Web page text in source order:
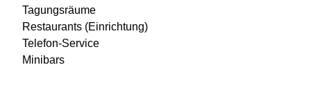
Tagungsräume
Restaurants (Einrichtung)
Telefon-Service
Minibars